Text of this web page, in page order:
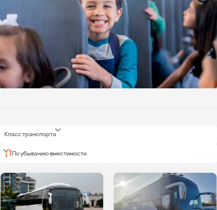
Класс транспорта
По убыванию вместимости